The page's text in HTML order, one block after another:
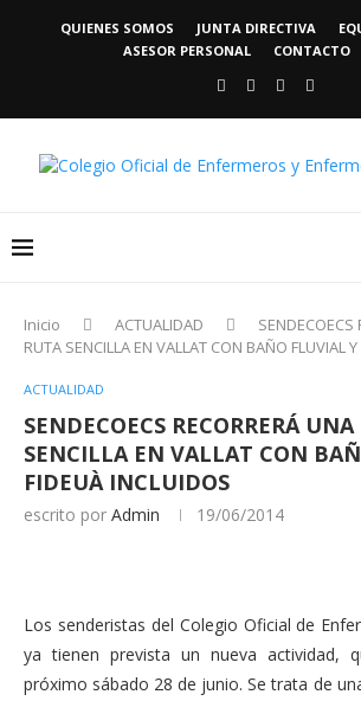
QUIENES SOMOS JUNTA DIRECTIVA
ASESOR PERSONAL
CONTACTO
Inicio ACTUALIDAD
SENDECOECS
RUTA SENCILLA EN VALLAT CON BAÑO FLUVIAL
ACTUALIDAD
SENDECOECS RECORRERÁ
SENCILLA EN VALLAT CON
FIDEUÀ INCLUIDOS
escrito por Admin 19/06/2014
Los senderistas del Colegio Oficial de
ya tienen prevista un nueva actividad,
próximo sábado 28 de junio. Se trata de